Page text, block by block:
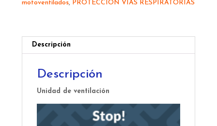
motoventilados, PROTECCIÓN VÍAS RESPIRATORIAS
Descripción
Descripción
Unidad de ventilación